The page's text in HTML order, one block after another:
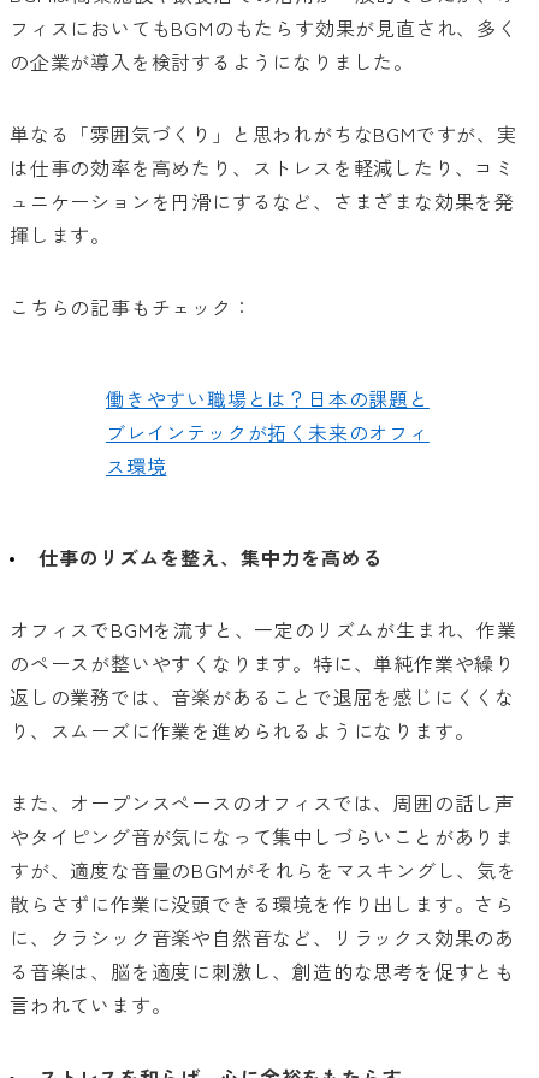
フィスにおいてもBGMのもたらす効果が見直され、多く
の企業が導入を検討するようになりました。
単なる「雰囲気づくり」と思われがちなBGMですが、実
は仕事の効率を高めたり、ストレスを軽減したり、コミ
ュニケーションを円滑にするなど、さまざまな効果を発
揮します。
こちらの記事もチェック：
働きやすい職場とは？日本の課題と
ブレインテックが拓く未来のオフィ
ス環境
仕事のリズムを整え、集中力を高める
オフィスでBGMを流すと、一定のリズムが生まれ、作業
のペースが整いやすくなります。特に、単純作業や繰り
返しの業務では、音楽があることで退屈を感じにくくな
り、スムーズに作業を進められるようになります。
また、オープンスペースのオフィスでは、周囲の話し声
やタイピング音が気になって集中しづらいことがありま
すが、適度な音量のBGMがそれらをマスキングし、気を
散らさずに作業に没頭できる環境を作り出します。さら
に、クラシック音楽や自然音など、リラックス効果のあ
る音楽は、脳を適度に刺激し、創造的な思考を促すとも
言われています。